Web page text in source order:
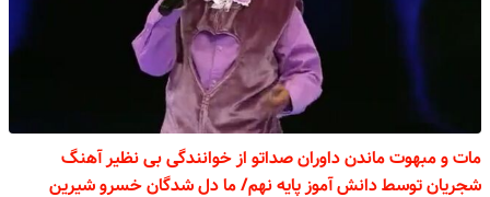
مات و مبهوت ماندن داوران صداتو از خوانندگی بی نظیر آهنگ
شجریان توسط دانش آموز پایه نهم/ ما دل شدگان خسرو شیرین